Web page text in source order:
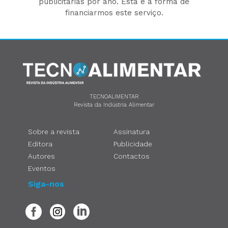
financiarmos este serviço.
TECNOALIMENTAR
Revista da Indústria Alimentar
Sobre a revista
Editora
Autores
Eventos
Assinatura
Publicidade
Contactos
Siga-nos